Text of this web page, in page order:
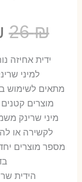
26₪
ידית אחיזה
למיני
מתאים לשימוש
מוצרים
​מיני שרינק
לקשירה או
מספר מוצרים יחד
הידית